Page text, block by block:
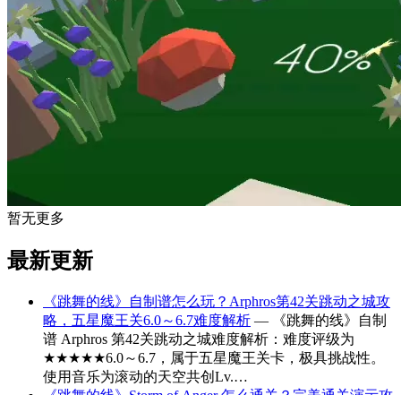
暂无更多
最新更新
《跳舞的线》自制谱怎么玩？Arphros第42关跳动之城攻
略，五星魔王关6.0～6.7难度解析 — 《跳舞的线》自制
谱 Arphros 第42关跳动之城难度解析：难度评级为
★★★★★6.0～6.7，属于五星魔王关卡，极具挑战性。
使用音乐为滚动的天空共创Lv.…